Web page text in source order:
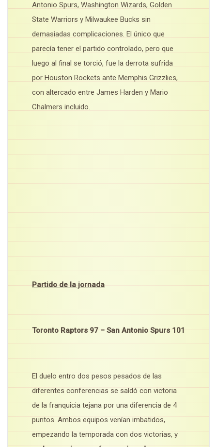
Antonio Spurs, Washington Wizards, Golden
State Warriors y Milwaukee Bucks sin
demasiadas complicaciones. El único que
parecía tener el partido controlado, pero que
luego al final se torció, fue la derrota sufrida
por Houston Rockets ante Memphis Grizzlies,
con altercado entre James Harden y Mario
Chalmers incluido.
Partido de la jornada
Toronto Raptors 97 – San Antonio Spurs 101
El duelo entro dos pesos pesados de las
diferentes conferencias se saldó con victoria
de la franquicia tejana por una diferencia de 4
puntos. Ambos equipos venían imbatidos,
empezando la temporada con dos victorias, y